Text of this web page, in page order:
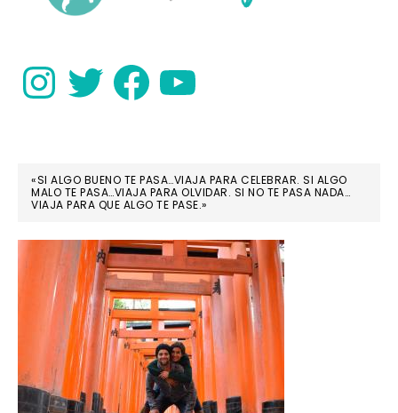
InstagramTwitter FacebookYouTube
«SI ALGO BUENO TE PASA…VIAJA PARA CELEBRAR. SI ALGO
MALO TE PASA…VIAJA PARA OLVIDAR. SI NO TE PASA NADA…
VIAJA PARA QUE ALGO TE PASE.»